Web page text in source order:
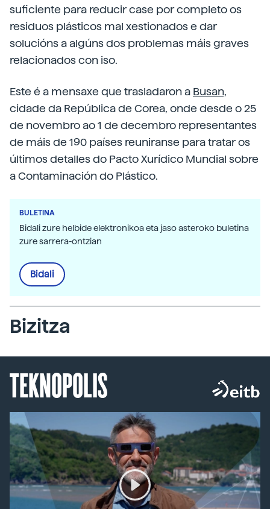
suficiente para reducir case por completo os
residuos plásticos mal xestionados e dar
solucións a algúns dos problemas máis graves
relacionados con iso.
Este é a mensaxe que trasladaron a Busan,
cidade da República de Corea, onde desde o 25
de novembro ao 1 de decembro representantes
de máis de 190 países reuniranse para tratar os
últimos detalles do Pacto Xurídico Mundial sobre
a Contaminación do Plástico.
BULETINA
Bidali zure helbide elektronikoa eta jaso asteroko buletina
zure sarrera-ontzian
Bidali
Bizitza
TEKNOPOLIS